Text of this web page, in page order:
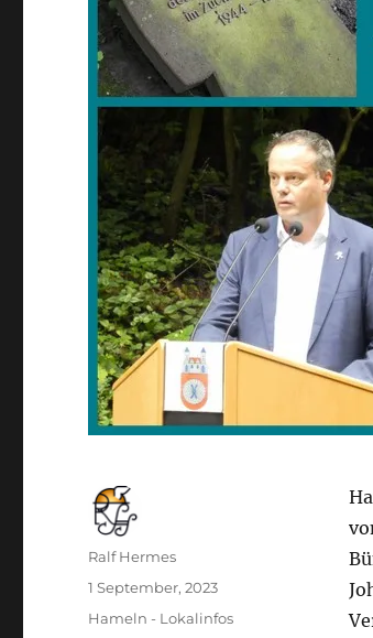
Autor
Ralf Hermes
Veröffentlicht
1 September, 2023
Kategorien
Hameln - Lokalinfos